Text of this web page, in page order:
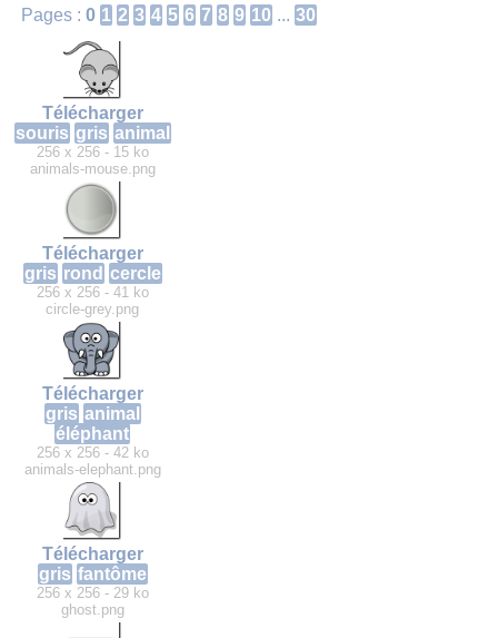
Pages : 0 1 2 3 4 5 6 7 8 9 10 ... 30
Télécharger
souris gris animal
256 x 256 - 15 ko
animals-mouse.png
Télécharger
gris rond cercle
256 x 256 - 41 ko
circle-grey.png
Télécharger
gris animal
éléphant
256 x 256 - 42 ko
animals-elephant.png
Télécharger
gris fantôme
256 x 256 - 29 ko
ghost.png